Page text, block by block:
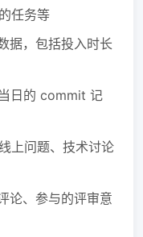
任务等
据，包括投入时长
日的 commit 记
上问题、技术讨论
论、参与的评审意